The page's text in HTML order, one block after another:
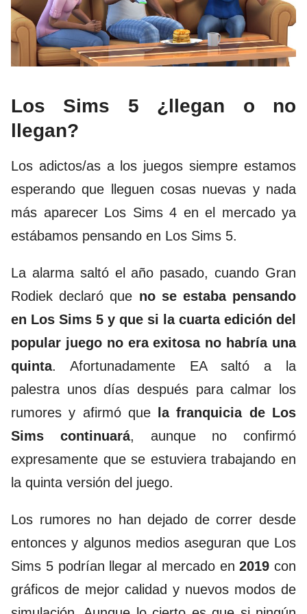
Los Sims 5 ¿llegan o no
llegan?
Los adictos/as a los juegos siempre estamos
esperando que lleguen cosas nuevas y nada
más aparecer Los Sims 4 en el mercado ya
estábamos pensando en Los Sims 5.
La alarma saltó el año pasado, cuando Gran
Rodiek declaró que no se estaba pensando
en Los Sims 5 y que si la cuarta edición del
popular juego no era exitosa no habría una
quinta. Afortunadamente EA saltó a la
palestra unos días después para calmar los
rumores y afirmó que la franquicia de Los
Sims continuará, aunque no confirmó
expresamente que se estuviera trabajando en
la quinta versión del juego.
Los rumores no han dejado de correr desde
entonces y algunos medios aseguran que Los
Sims 5 podrían llegar al mercado en2019 con
gráficos de mejor calidad y nuevos modos de